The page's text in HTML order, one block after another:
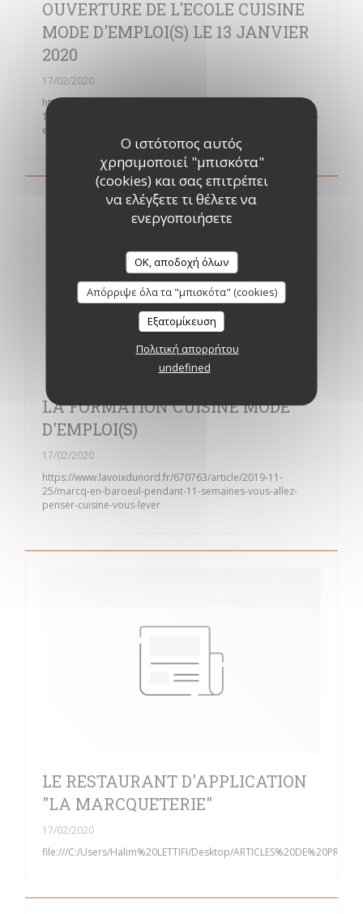
Ο ιστότοπος αυτός
χρησιμοποιεί "μπισκότα"
(cookies) και σας επιτρέπει
να ελέγξετε τι θέλετε να
ενεργοποιήσετε
OK, αποδοχή όλων
Απόρριψε όλα τα "μπισκότα" (cookies)
Εξατομίκευση
Πολιτική απορρήτου
undefined
OUVERTURE DE L'ECOLE CUISINE
MODE D'EMPLOI(S) LE 13 JANVIER
2020
17/02/2020
https://www.lavoixdunord.fr/694180/article/2020-01-
13/premieres-lecons-de-cuisine-pour-les-douze-eleves-de-l-
ecole-nordiste-de-thierry
LA FORMATION CUISINE MODE
D'EMPLOI(S)
17/02/2020
https://www.lavoixdunord.fr/670763/article/2019-11-
25/marcq-en-baroeul-pendant-11-semaines-vous-allez-
penser-cuisine-vous-lever
LE RESTAURANT D'APPLICATION
"LA MARCQUETERIE"
17/02/2020
file:///C:/Users/Halim%20LETTIFI/Desktop/